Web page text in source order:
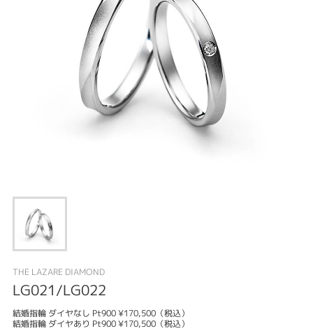
THE LAZARE DIAMOND
LG021/LG022
結婚指輪 ダイヤなし Pt900 ¥170,500（税込）
結婚指輪 ダイヤあり Pt900 ¥170,500（税込）